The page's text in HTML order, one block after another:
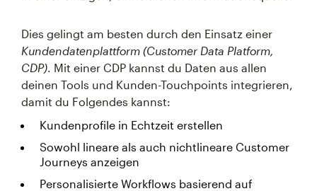
Dies gelingt am besten durch den Einsatz einer
Kundendatenplattform (Customer Data Platform,
CDP). Mit einer CDP kannst du Daten aus allen
deinen Tools und Kunden-Touchpoints integrieren,
damit du Folgendes kannst:
Kundenprofile in Echtzeit erstellen
Sowohl lineare als auch nichtlineare Customer
Journeys anzeigen
Personalisierte Workflows basierend auf